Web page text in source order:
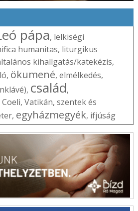
pápa, lelkiségi
humanitas, liturgikus
kihallgatás/katekézis,
, ökumené, elmélkedés,
, család,
, Vatikán, szentek és
, egyházmegyék, ifjúság